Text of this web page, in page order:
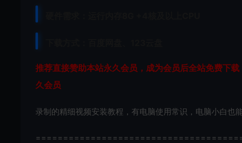
推荐直接赞助本站永久会员，成为会员后全站免费下
久会员
录制的精细视频安装教程，有电脑使用常识，电脑小白也能